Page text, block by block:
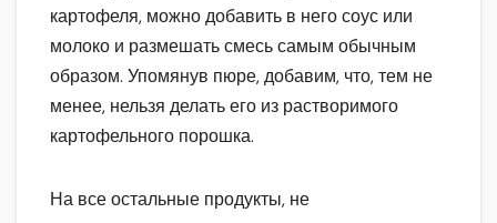
картофеля, можно добавить в него соус или
молоко и размешать смесь самым обычным
образом. Упомянув пюре, добавим, что, тем не
менее, нельзя делать его из растворимого
картофельного порошка.
На все остальные продукты, не